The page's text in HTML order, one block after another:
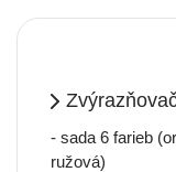
- sada 6 farieb
ružová)